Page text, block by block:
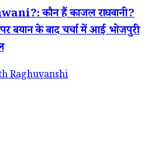
कौन हैं काजल राघवानी?
बयान के बाद चर्चा में आईं भोजपुरी
Raghuvanshi